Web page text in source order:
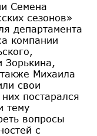
Семена
сезонов»
департамента
компании
Зорькина,
Михаила
свои
постарался
тему
вопросы
с